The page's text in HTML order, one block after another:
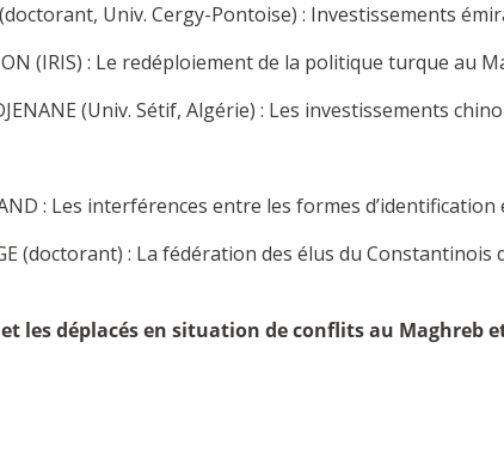
Univ. Cergy-Pontoise) : Investissements
(IRIS) : Le redéploiement de la politique turque au
(Univ. Sétif, Algérie) : Les investissements
: Les interférences entre les formes
(doctorant) : La fédération des élus du Constantinois
et les déplacés en situation de conflits au Maghreb